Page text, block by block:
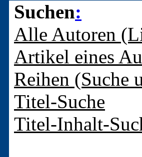
Suchen:
Alle Autoren
Artikel eines
Reihen (Suche
Titel-Suche
Titel-Inhalt-